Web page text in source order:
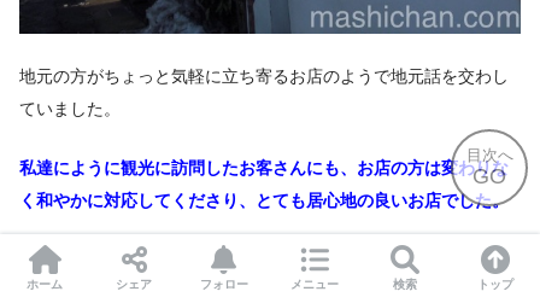
目次へ
GO
地元の方がちょっと気軽に立ち寄るお店のようで地元話を交わし
ていました。
私達にように観光に訪問したお客さんにも、お店の方は変わりな
く和やかに対応してくださり、とても居心地の良いお店でした。
ホーム シェア フォロー メニュー 検索 トップ